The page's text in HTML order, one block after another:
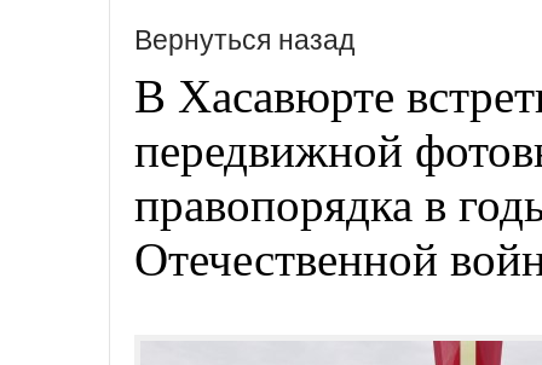
Вернуться назад
В Хасавюрте
передвижной
правопорядка в
Отечественной